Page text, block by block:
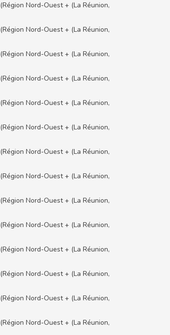
(Région Nord-Ouest + (La Réunion,
(Région Nord-Ouest + (La Réunion,
(Région Nord-Ouest + (La Réunion,
(Région Nord-Ouest + (La Réunion,
(Région Nord-Ouest + (La Réunion,
(Région Nord-Ouest + (La Réunion,
(Région Nord-Ouest + (La Réunion,
(Région Nord-Ouest + (La Réunion,
(Région Nord-Ouest + (La Réunion,
(Région Nord-Ouest + (La Réunion,
(Région Nord-Ouest + (La Réunion,
(Région Nord-Ouest + (La Réunion,
(Région Nord-Ouest + (La Réunion,
(Région Nord-Ouest + (La Réunion,